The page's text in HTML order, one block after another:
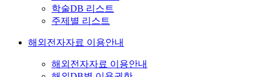
학술DB 리스트
주제별 리스트
해외전자자료 이용안내
해외전자자료 이용안내